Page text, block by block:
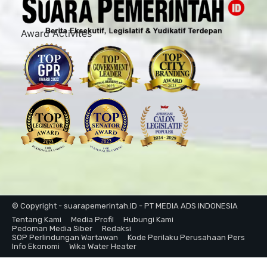
Award Activites
© Copyright - suarapemerintah.ID - PT MEDIA ADS INDONESIA
Tentang Kami
Media Profil
Hubungi Kami
Pedoman Media Siber
Redaksi
SOP Perlindungan Wartawan
Kode Perilaku Perusahaan Pers
Info Ekonomi
Wika Water Heater